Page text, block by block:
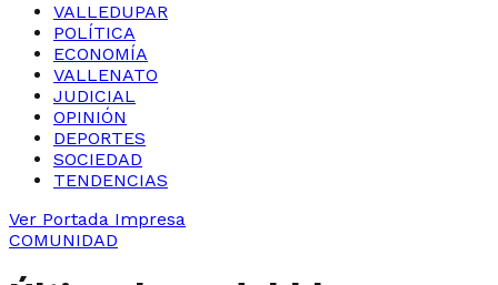
VALLEDUPAR
POLÍTICA
ECONOMÍA
VALLENATO
JUDICIAL
OPINIÓN
DEPORTES
SOCIEDAD
TENDENCIAS
Ver Portada Impresa
COMUNIDAD